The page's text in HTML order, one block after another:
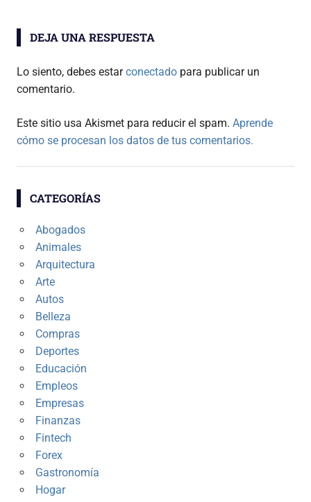
DEJA UNA RESPUESTA
Lo siento, debes estarconectado para publicar un
comentario.
Este sitio usa Akismet para reducir el spam. Aprende
cómo se procesan los datos de tus comentarios.
CATEGORÍAS
Abogados
Animales
Arquitectura
Arte
Autos
Belleza
Compras
Deportes
Educación
Empleos
Empresas
Finanzas
Fintech
Forex
Gastronomía
Hogar